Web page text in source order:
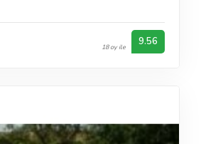
18 oy ile 9.56